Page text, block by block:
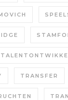
TRANSFER